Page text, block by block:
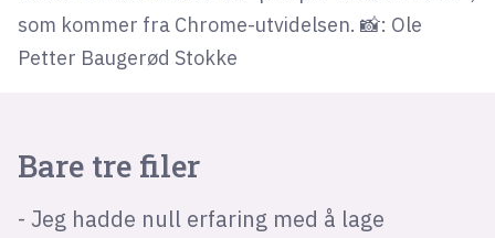
som kommer fra Chrome-utvidelsen. 📸: Ole
Petter Baugerød Stokke
Bare tre filer
- Jeg hadde null erfaring med å lage